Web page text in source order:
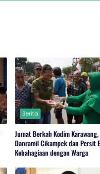
Berita
Jumat Berkah Kodim Karawang,
Danramil Cikampek dan Persit
Kebahagiaan dengan Warga